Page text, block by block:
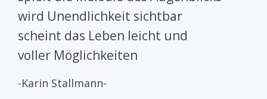
wird Unendlichkeit sichtbar
scheint das Leben leicht und
voller Möglichkeiten
-Karin Stallmann-